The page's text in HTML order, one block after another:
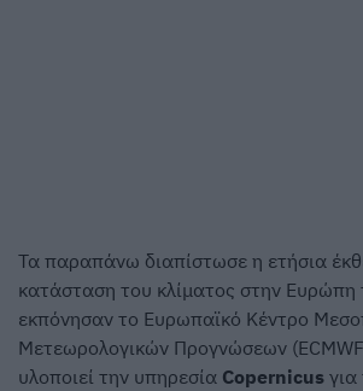
Τα παραπάνω διαπίστωσε η ετήσια
κατάσταση του κλίματος στην
εκπόνησαν το Ευρωπαϊκό Κέντρο
Μετεωρολογικών Προγνώσεων
υλοποιεί την υπηρεσία Copernicus για